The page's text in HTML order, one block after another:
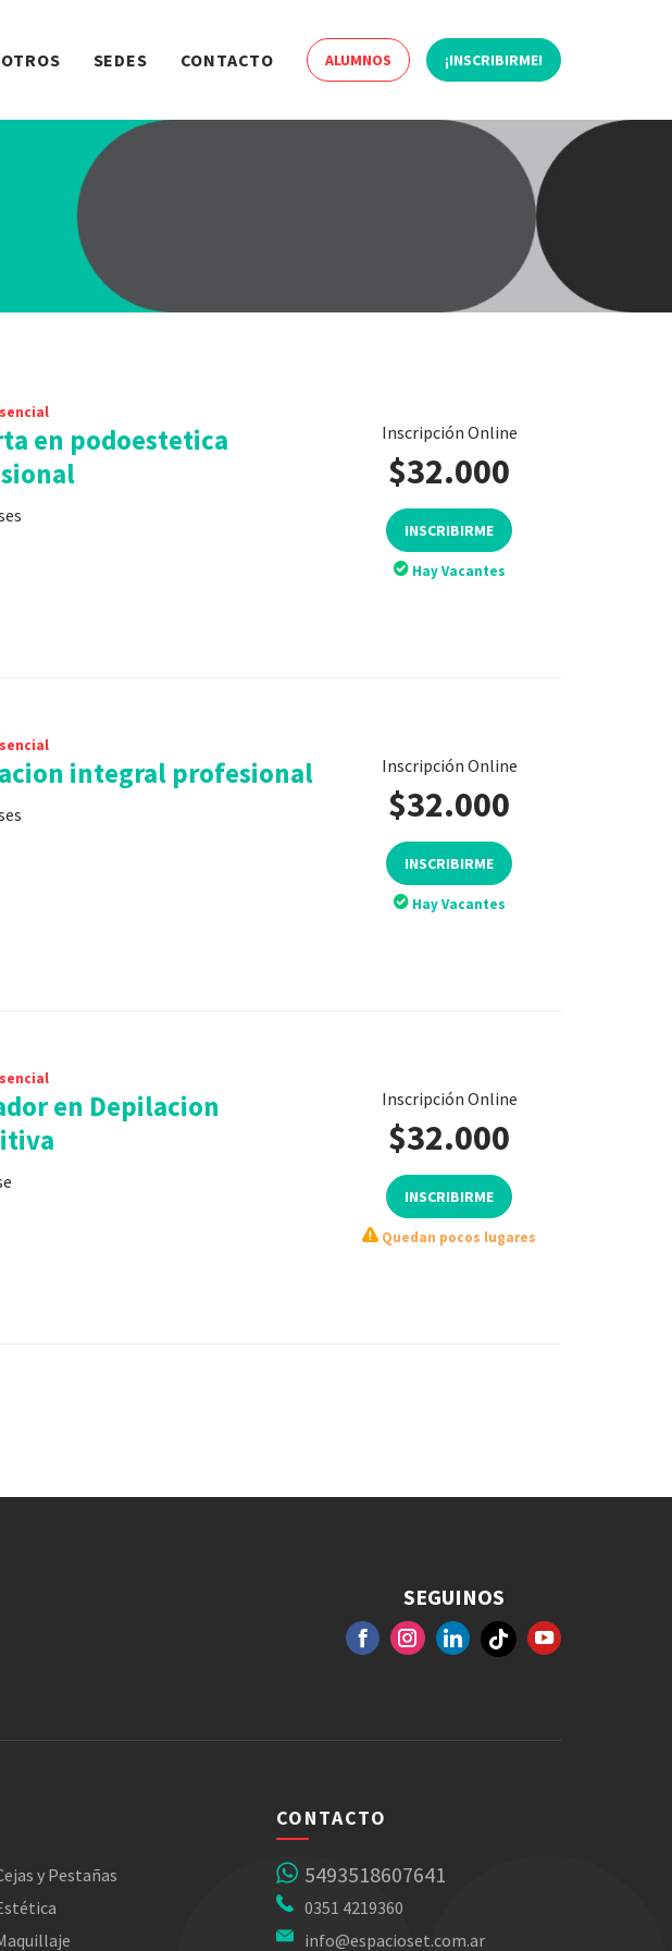
SEDES CONTACTO ALUMNOS ¡INSCRIBIRME!
en podoestetica
Inscripción Online
$32.000
INSCRIBIRME
Hay Vacantes
integral profesional Inscripción Online
$32.000
INSCRIBIRME
Hay Vacantes
en Depilacion
Inscripción Online
$32.000
INSCRIBIRME
Quedan pocos lugares
SEGUINOS
FACEBOOKGOOGLE+INSTAGRAM YOUTUBE
y Pestañas
CONTACTO
5493518607641
0351 4219360
info@espacioset.com.ar